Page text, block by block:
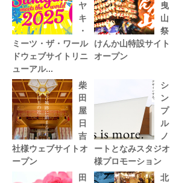
ヤ
キ
・
ミーツ・ザ・ワール
ドウェブサイトリニ
ューアル...
曳
山
祭
けんか山特設サイト
オープン
柴
田
屋
日
吉
社様ウェブサイトオ
ープン
シ
ン
プ
ル
ノ
ートとなみスタジオ
様プロモーション
田
北